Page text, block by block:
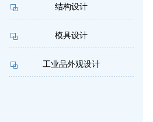
结构设计
模具设计
工业品外观设计